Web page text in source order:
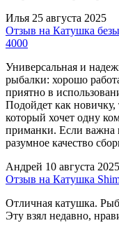
Илья 25 августа 2025
Отзыв на Катушка
4000
Универсальная и
рыбалки: хорошо
приятно в
Подойдет как
который хочет одну
приманки. Если важна
разумное качество
Андрей 10 августа 2025
Отзыв на Катушка
Отличная катушка.
Эту взял недавно,